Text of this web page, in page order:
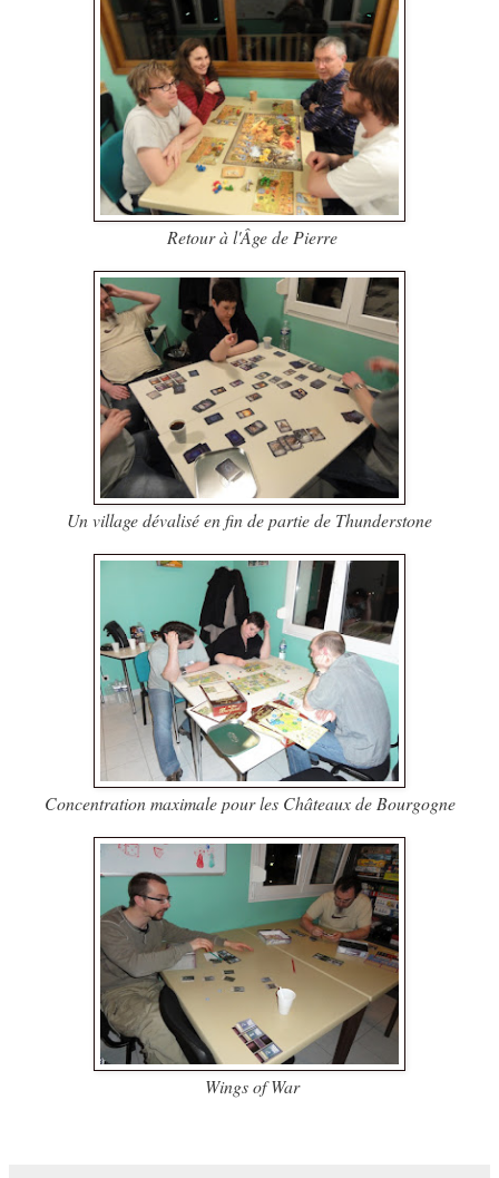
Retour à l'Âge de Pierre
Un village dévalisé en fin de partie de Thunderstone
Concentration maximale pour les Châteaux de Bourgogne
Wings of War